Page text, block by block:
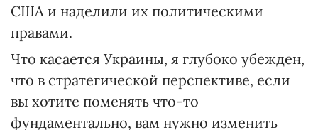
США и наделили их политическими
правами.
Что касается Украины, я глубоко убежден,
что в стратегической перспективе, если
вы хотите поменять что-то
фундаментально, вам нужно изменить